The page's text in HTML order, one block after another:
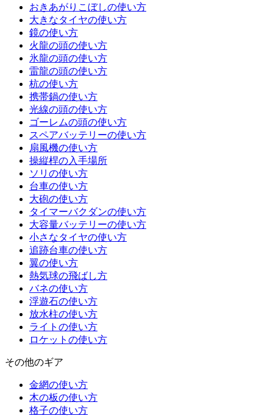
おきあがりこぼしの使い方
大きなタイヤの使い方
鏡の使い方
火龍の頭の使い方
氷龍の頭の使い方
雷龍の頭の使い方
杭の使い方
携帯鍋の使い方
光線の頭の使い方
ゴーレムの頭の使い方
スペアバッテリーの使い方
扇風機の使い方
操縦桿の入手場所
ソリの使い方
台車の使い方
大砲の使い方
タイマーバクダンの使い方
大容量バッテリーの使い方
小さなタイヤの使い方
追跡台車の使い方
翼の使い方
熱気球の飛ばし方
バネの使い方
浮遊石の使い方
放水柱の使い方
ライトの使い方
ロケットの使い方
その他のギア
金網の使い方
木の板の使い方
格子の使い方